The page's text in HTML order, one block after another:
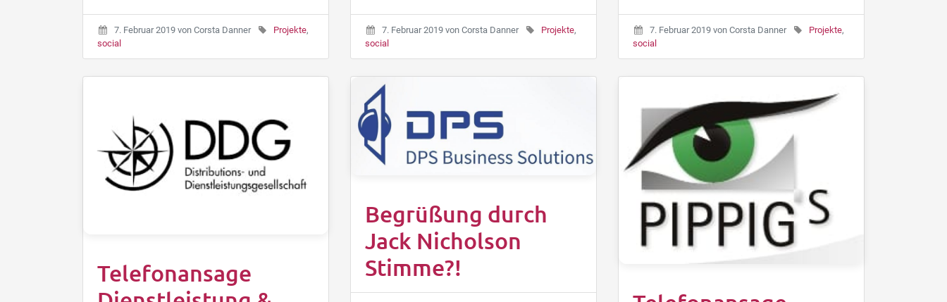
7. Februar 2019 von Corsta Danner Projekte,
social
7. Februar 2019 von Corsta Danner Projekte,
social
7. Februar 2019 von Corsta Danner Projekte,
social
Telefonansage
Begrüßung durch
Jack Nicholson
Stimme?!